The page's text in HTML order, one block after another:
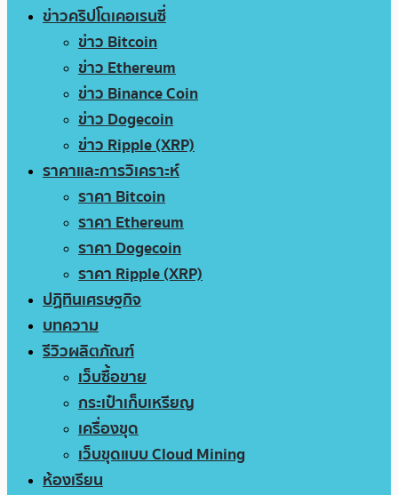
ข่าวคริปโตเคอเรนซี่
ข่าว Bitcoin
ข่าว Ethereum
ข่าว Binance Coin
ข่าว Dogecoin
ข่าว Ripple (XRP)
ราคาและการวิเคราะห์
ราคา Bitcoin
ราคา Ethereum
ราคา Dogecoin
ราคา Ripple (XRP)
ปฏิทินเศรษฐกิจ
บทความ
รีวิวผลิตภัณฑ์
เว็บซื้อขาย
กระเป๋าเก็บเหรียญ
เครื่องขุด
เว็บขุดแบบ Cloud Mining
ห้องเรียน